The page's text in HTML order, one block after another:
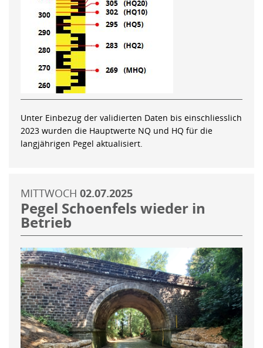
Unter Einbezug der validierten Daten bis einschliesslich
2023 wurden die Hauptwerte NQ und HQ für die
langjährigen Pegel aktualisiert.
MITTWOCH 02.07.2025
Pegel Schoenfels wieder in
Betrieb